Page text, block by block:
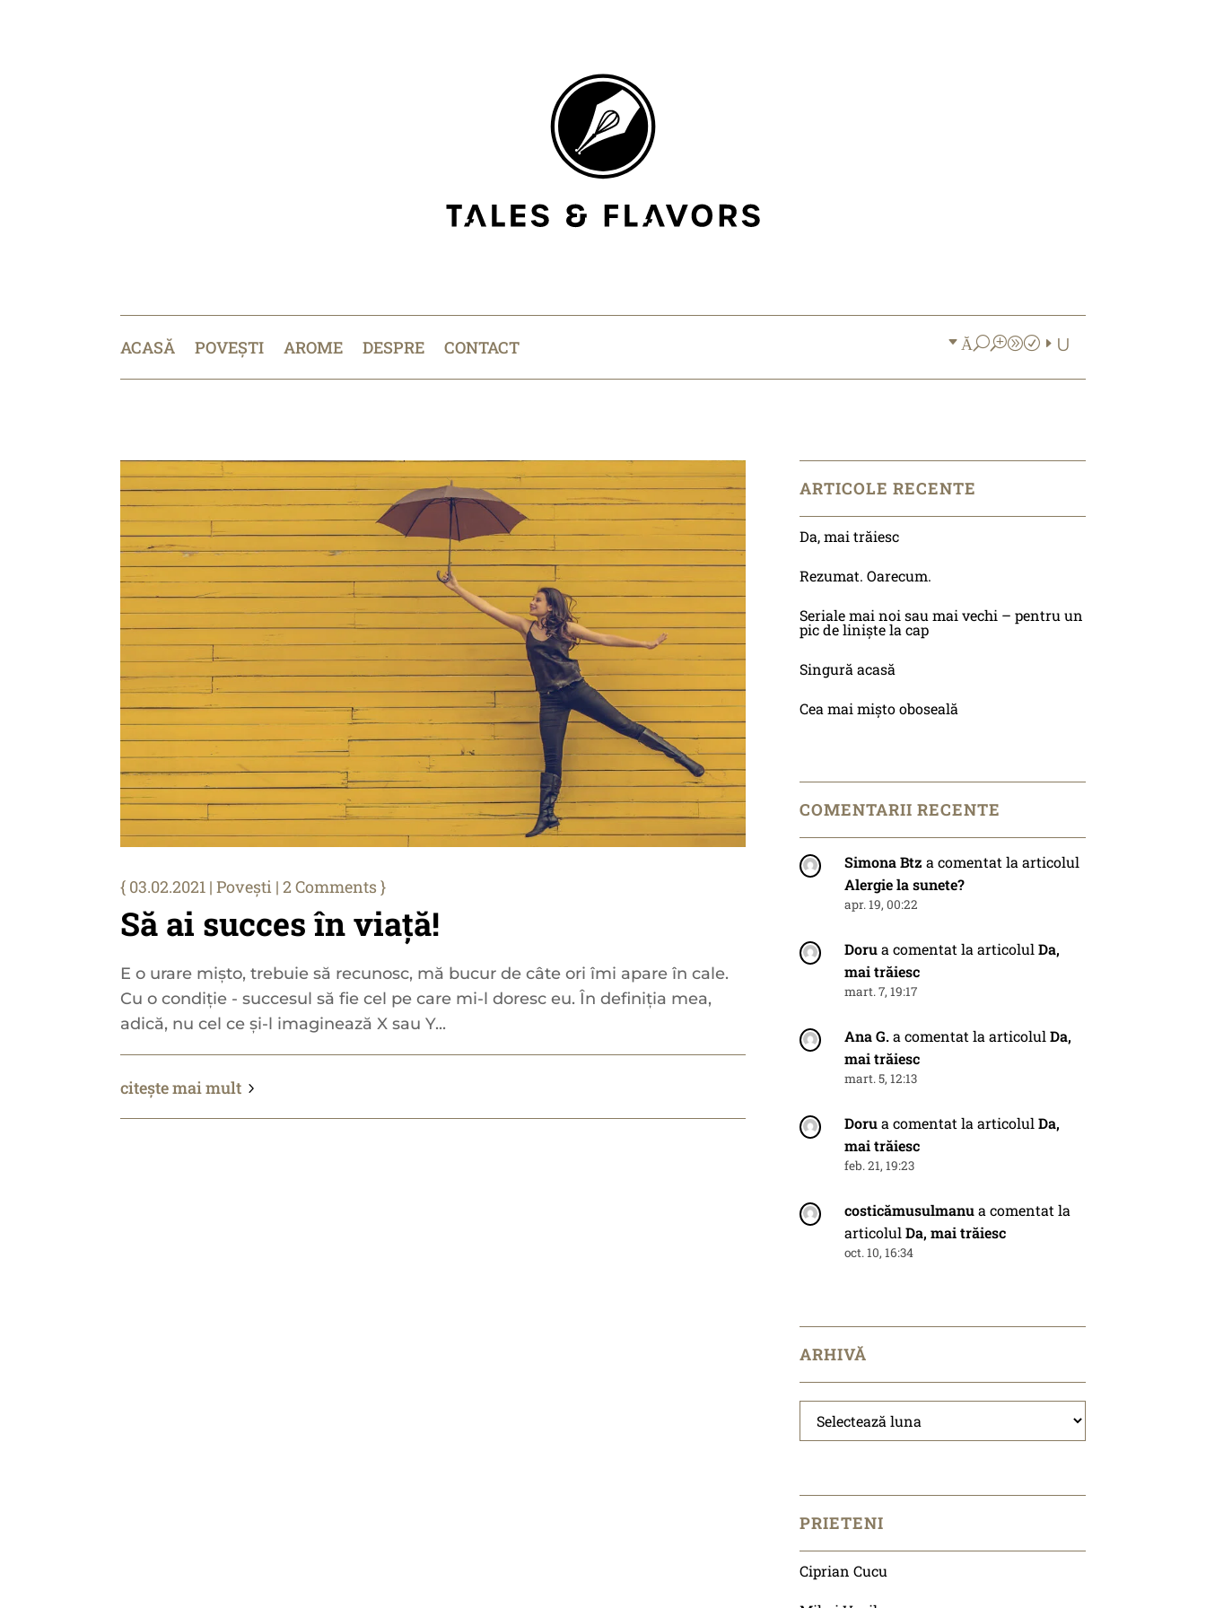
ACASĂ POVEȘTI AROME DESPRE CONTACT
Să ai succes în viață!
03.02.2021 |Povești | 2 Comments
E o urare mișto, trebuie să recunosc, mă bucur de câte ori îmi apare în cale.
Cu o condiție - succesul să fie cel pe care mi-l doresc eu. În definiția mea,
adică, nu cel ce și-l imaginează X sau Y...
citește mai mult
ARTICOLE RECENTE
Da, mai trăiesc
Rezumat. Oarecum.
Seriale mai noi sau mai vechi – pentru un
pic de liniște la cap
Singură acasă
Cea mai mișto oboseală
COMENTARII RECENTE
Simona Btz a comentat la articolul
Alergie la sunete?
apr. 19, 00:22
Dorua comentat la articolulDa,
mai trăiesc
mart. 7, 19:17
Ana G.a comentat la articolulDa,
mai trăiesc
mart. 5, 12:13
Dorua comentat la articolulDa,
mai trăiesc
feb. 21, 19:23
costicămusulmanua comentat la
articolulDa, mai trăiesc
oct. 10, 16:34
ARHIVĂ
Arhivă
PRIETENI
Ciprian Cucu